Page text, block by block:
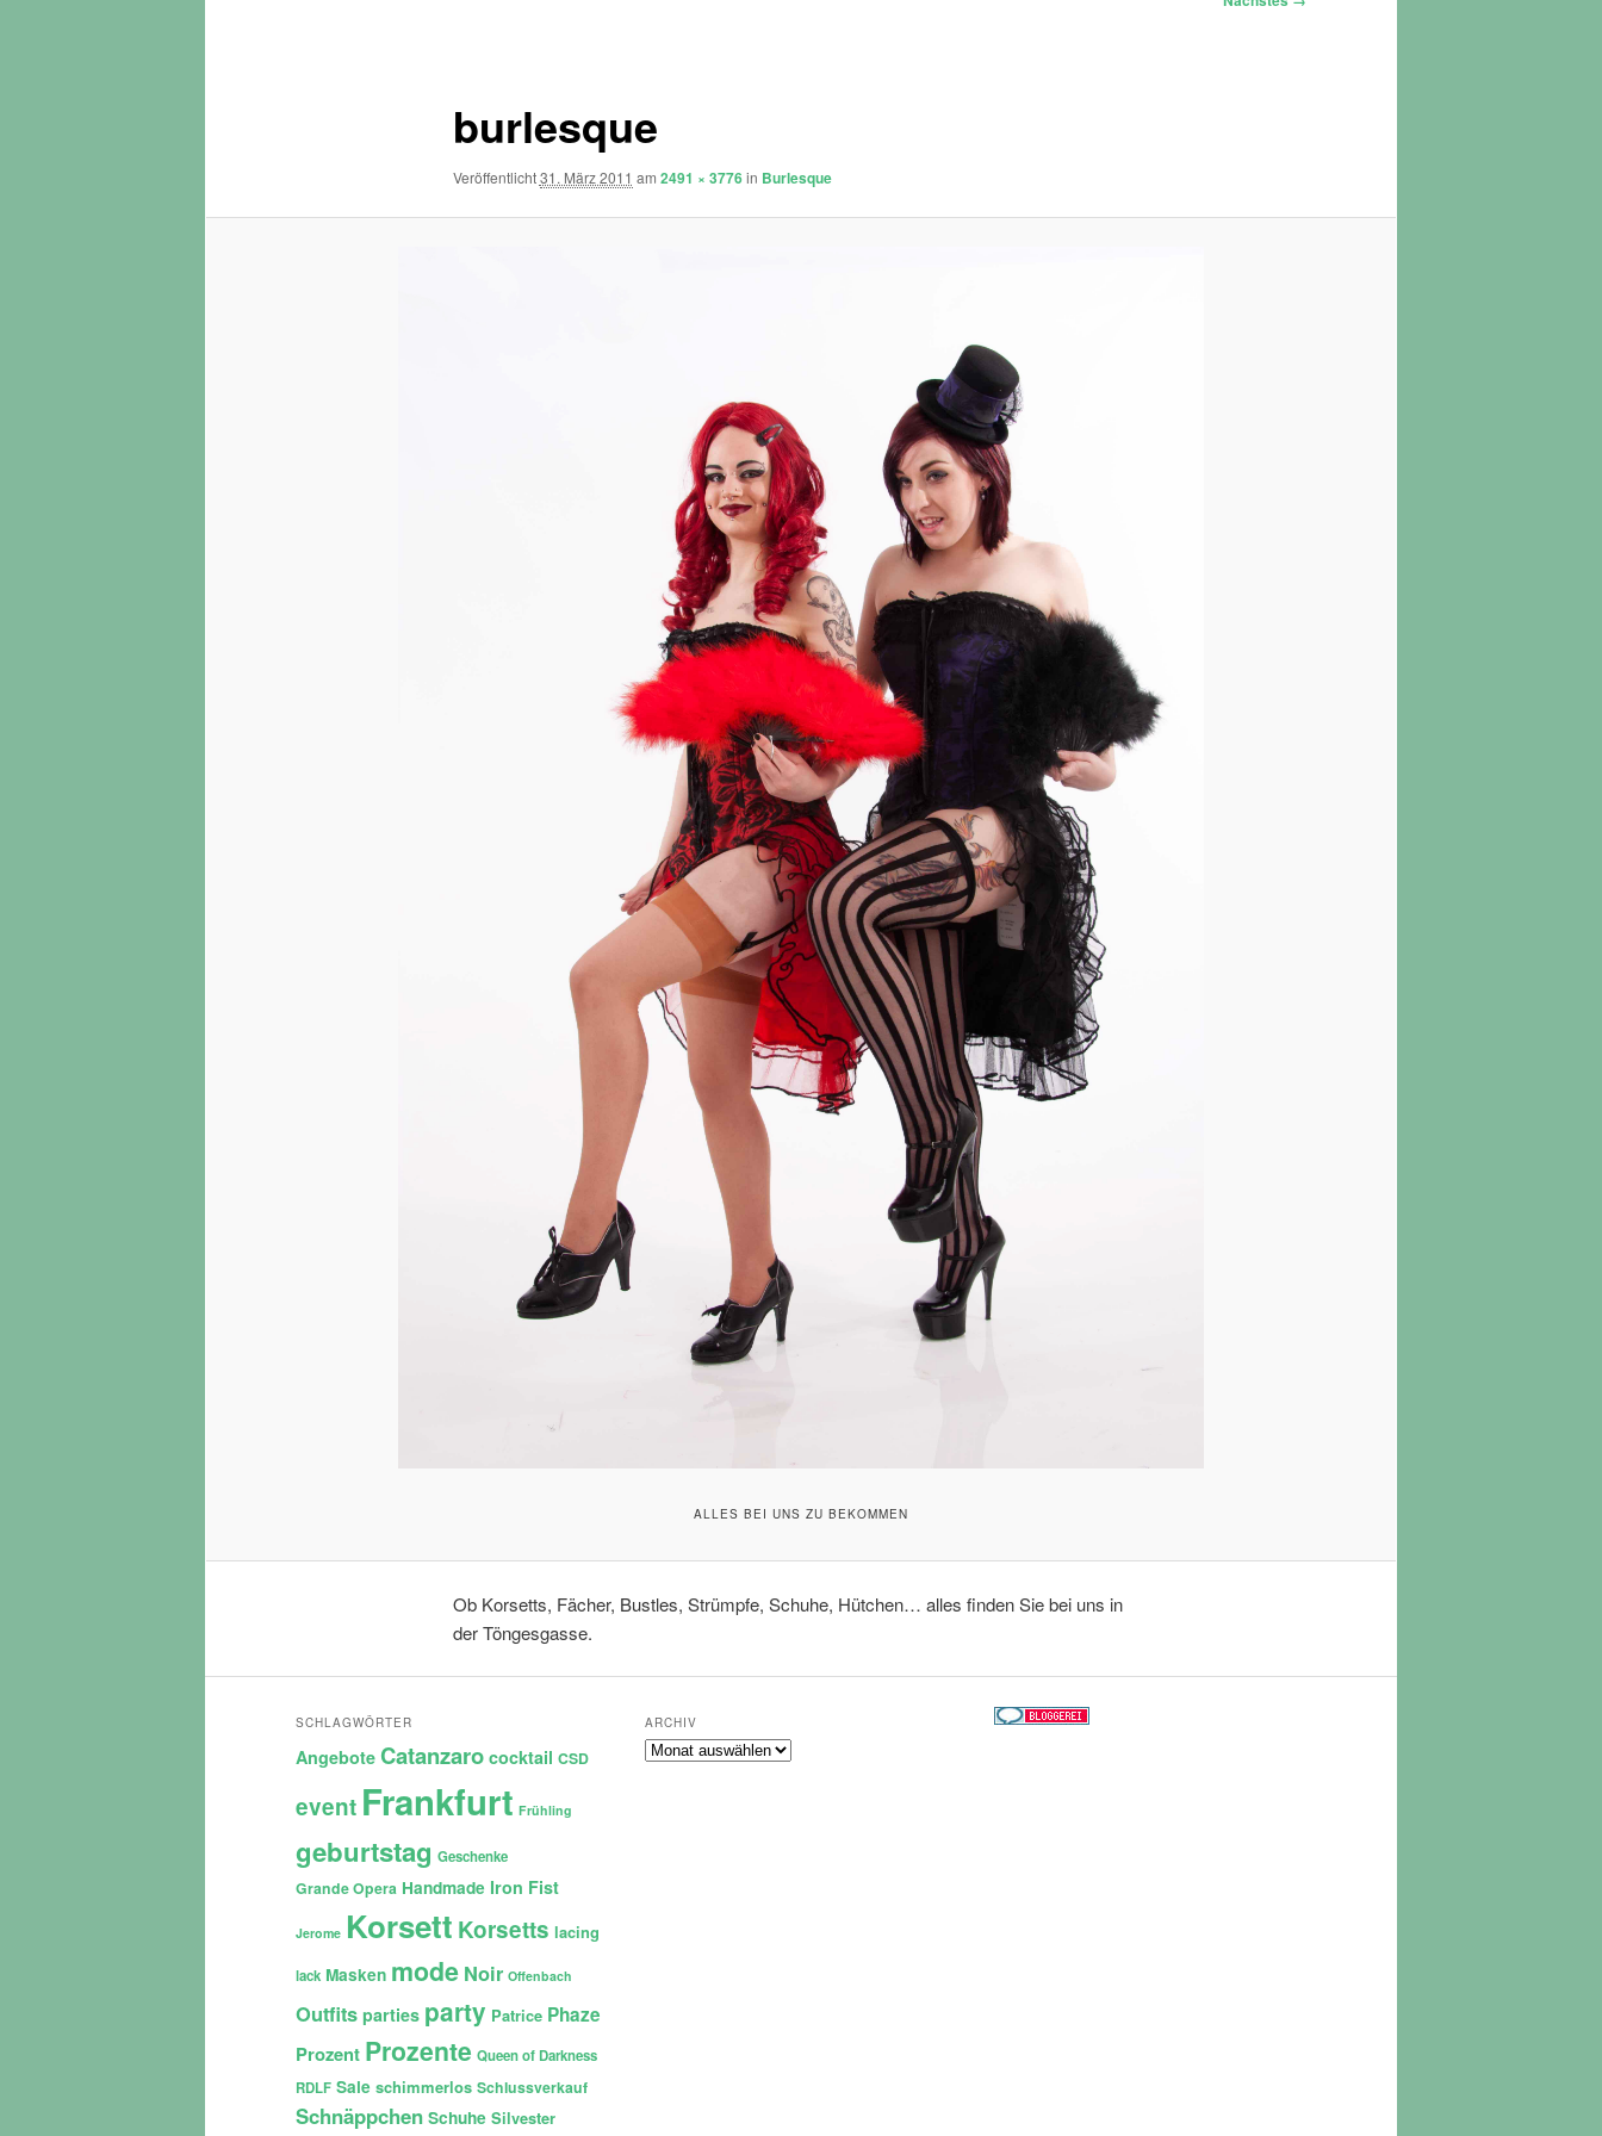
burlesque
Veröffentlicht31. März 2011 am 2491 × 3776in Burlesque
ALLES BEI UNS ZU BEKOMMEN
Ob Korsetts, Fächer, Bustles, Strümpfe, Schuhe, Hütchen… alles finden Sie bei uns in
der Töngesgasse.
SCHLAGWÖRTER
Angebote Catanzaro cocktail CSD
event Frankfurt Frühling
geburtstag Geschenke
Grande Opera Handmade Iron Fist
Jerome Korsett Korsetts lacing
lack Masken mode Noir Offenbach
Outfits parties party Patrice Phaze
Prozent Prozente Queen of Darkness
RDLF Sale schimmerlos Schlussverkauf
Schnäppchen Schuhe Silvester
ARCHIV
Archiv